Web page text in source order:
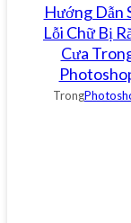
Hướng Dẫn
Lỗi Chữ Bị
Cưa
Trong